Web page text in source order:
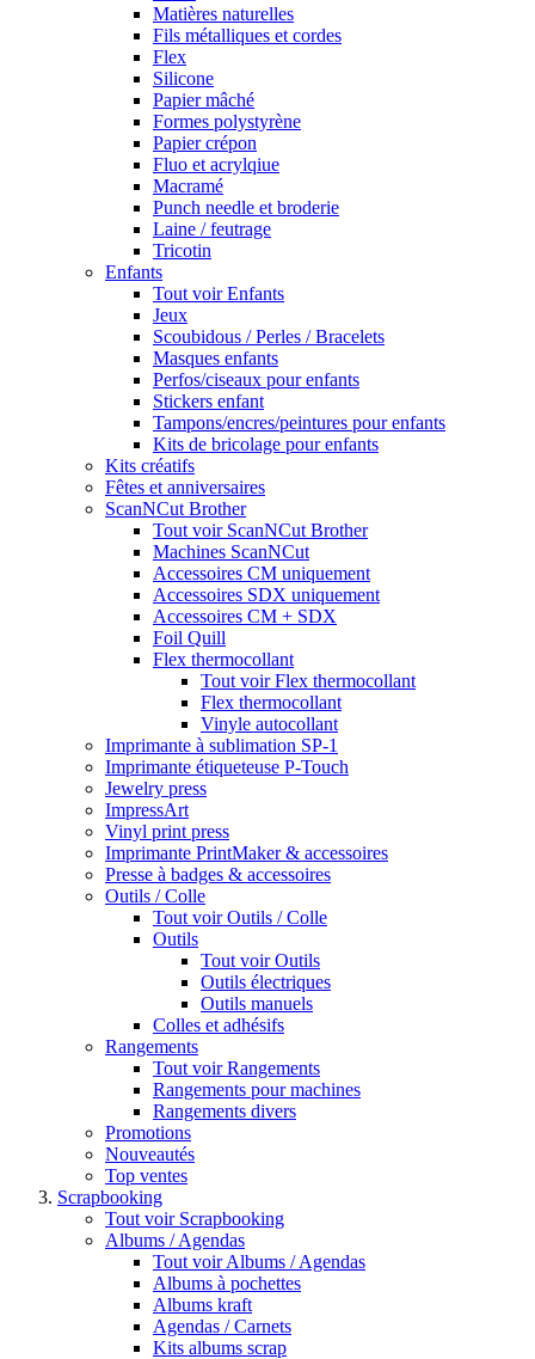
Matières naturelles
Fils métalliques et cordes
Flex
Silicone
Papier mâché
Formes polystyrène
Papier crépon
Fluo et acrylqiue
Macramé
Punch needle et broderie
Laine / feutrage
Tricotin
Enfants
Tout voir Enfants
Jeux
Scoubidous / Perles / Bracelets
Masques enfants
Perfos/ciseaux pour enfants
Stickers enfant
Tampons/encres/peintures pour enfants
Kits de bricolage pour enfants
Kits créatifs
Fêtes et anniversaires
ScanNCut Brother
Tout voir ScanNCut Brother
Machines ScanNCut
Accessoires CM uniquement
Accessoires SDX uniquement
Accessoires CM + SDX
Foil Quill
Flex thermocollant
Tout voir Flex thermocollant
Flex thermocollant
Vinyle autocollant
Imprimante à sublimation SP-1
Imprimante étiqueteuse P-Touch
Jewelry press
ImpressArt
Vinyl print press
Imprimante PrintMaker & accessoires
Presse à badges & accessoires
Outils / Colle
Tout voir Outils / Colle
Outils
Tout voir Outils
Outils électriques
Outils manuels
Colles et adhésifs
Rangements
Tout voir Rangements
Rangements pour machines
Rangements divers
Promotions
Nouveautés
Top ventes
Scrapbooking
Tout voir Scrapbooking
Albums / Agendas
Tout voir Albums / Agendas
Albums à pochettes
Albums kraft
Agendas / Carnets
Kits albums scrap